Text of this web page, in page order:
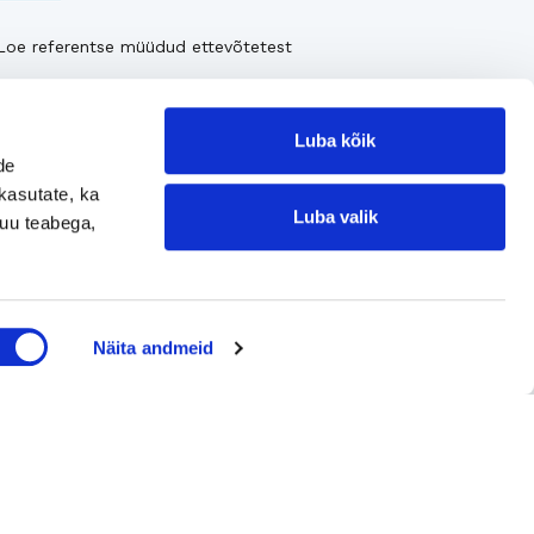
ka
teabega,
Näita andmeid
Luba kõik
Luba valik
referentse müüdud ettevõtetest
Jätke kontaktisoov